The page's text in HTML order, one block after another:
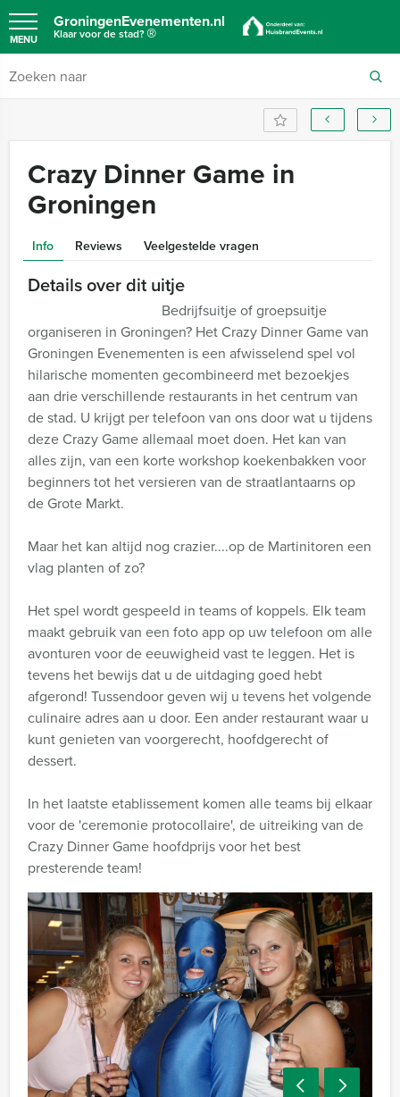
GroningenEvenementen.nl
Klaar voor de stad?®
MENU
Crazy Dinner Game in
Groningen
Info Reviews Veelgestelde vragen
Details over dit uitje
Bedrijfsuitje of groepsuitje
organiseren in Groningen? Het Crazy Dinner Game van
Groningen Evenementen is een afwisselend spel vol
hilarische momenten gecombineerd met bezoekjes
aan drie verschillende restaurants in het centrum van
de stad. U krijgt per telefoon van ons door wat u tijdens
deze Crazy Game allemaal moet doen. Het kan van
alles zijn, van een korte workshop koekenbakken voor
beginners tot het versieren van de straatlantaarns op
de Grote Markt.
Maar het kan altijd nog crazier....op de Martinitoren een
vlag planten of zo?
Het spel wordt gespeeld in teams of koppels. Elk team
maakt gebruik van een foto app op uw telefoon om alle
avonturen voor de eeuwigheid vast te leggen. Het is
tevens het bewijs dat u de uitdaging goed hebt
afgerond! Tussendoor geven wij u tevens het volgende
culinaire adres aan u door. Een ander restaurant waar u
kunt genieten van voorgerecht, hoofdgerecht of
dessert.
In het laatste etablissement komen alle teams bij elkaar
voor de 'ceremonie protocollaire', de uitreiking van de
Crazy Dinner Game hoofdprijs voor het best
presterende team!